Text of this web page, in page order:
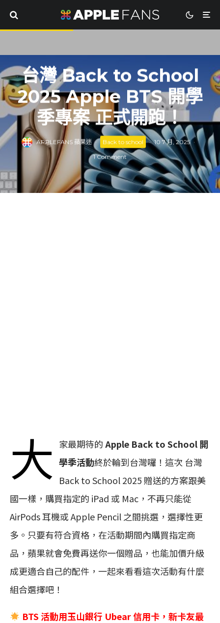
台灣 Back to School
2025 Apple BTS 開學
季專案 正式開跑！
APPLEFANS 蘋果迷 · Back to school · 10 7 月, 2025 ·
1 Comment
大 家最期待的Apple Back to School 開
學季活動終於輪到台灣囉！這次 台灣
Back to School 2025 贈送的方案跟美
國一樣，購買指定的 iPad 或 Mac，不再只能從
AirPods 耳機或 Apple Pencil 之間挑選，選擇性更
多。只要有符合資格，在活動期間內購買指定商
品，蘋果就會免費再送你一個贈品，也能加價升級
成更適合自己的配件，一起來看看這次活動有什麼
組合選擇吧！
BTS 活動用玉山銀行 Ubear 信用卡，新卡友最